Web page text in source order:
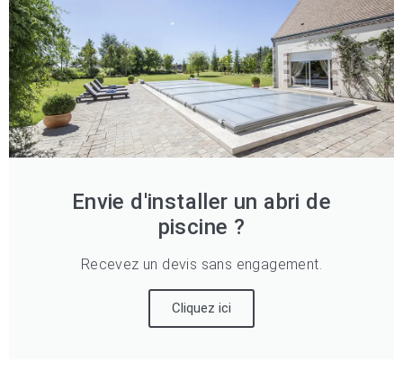
Envie d'installer un abri de
piscine ?
Recevez un devis sans engagement.
Cliquez ici